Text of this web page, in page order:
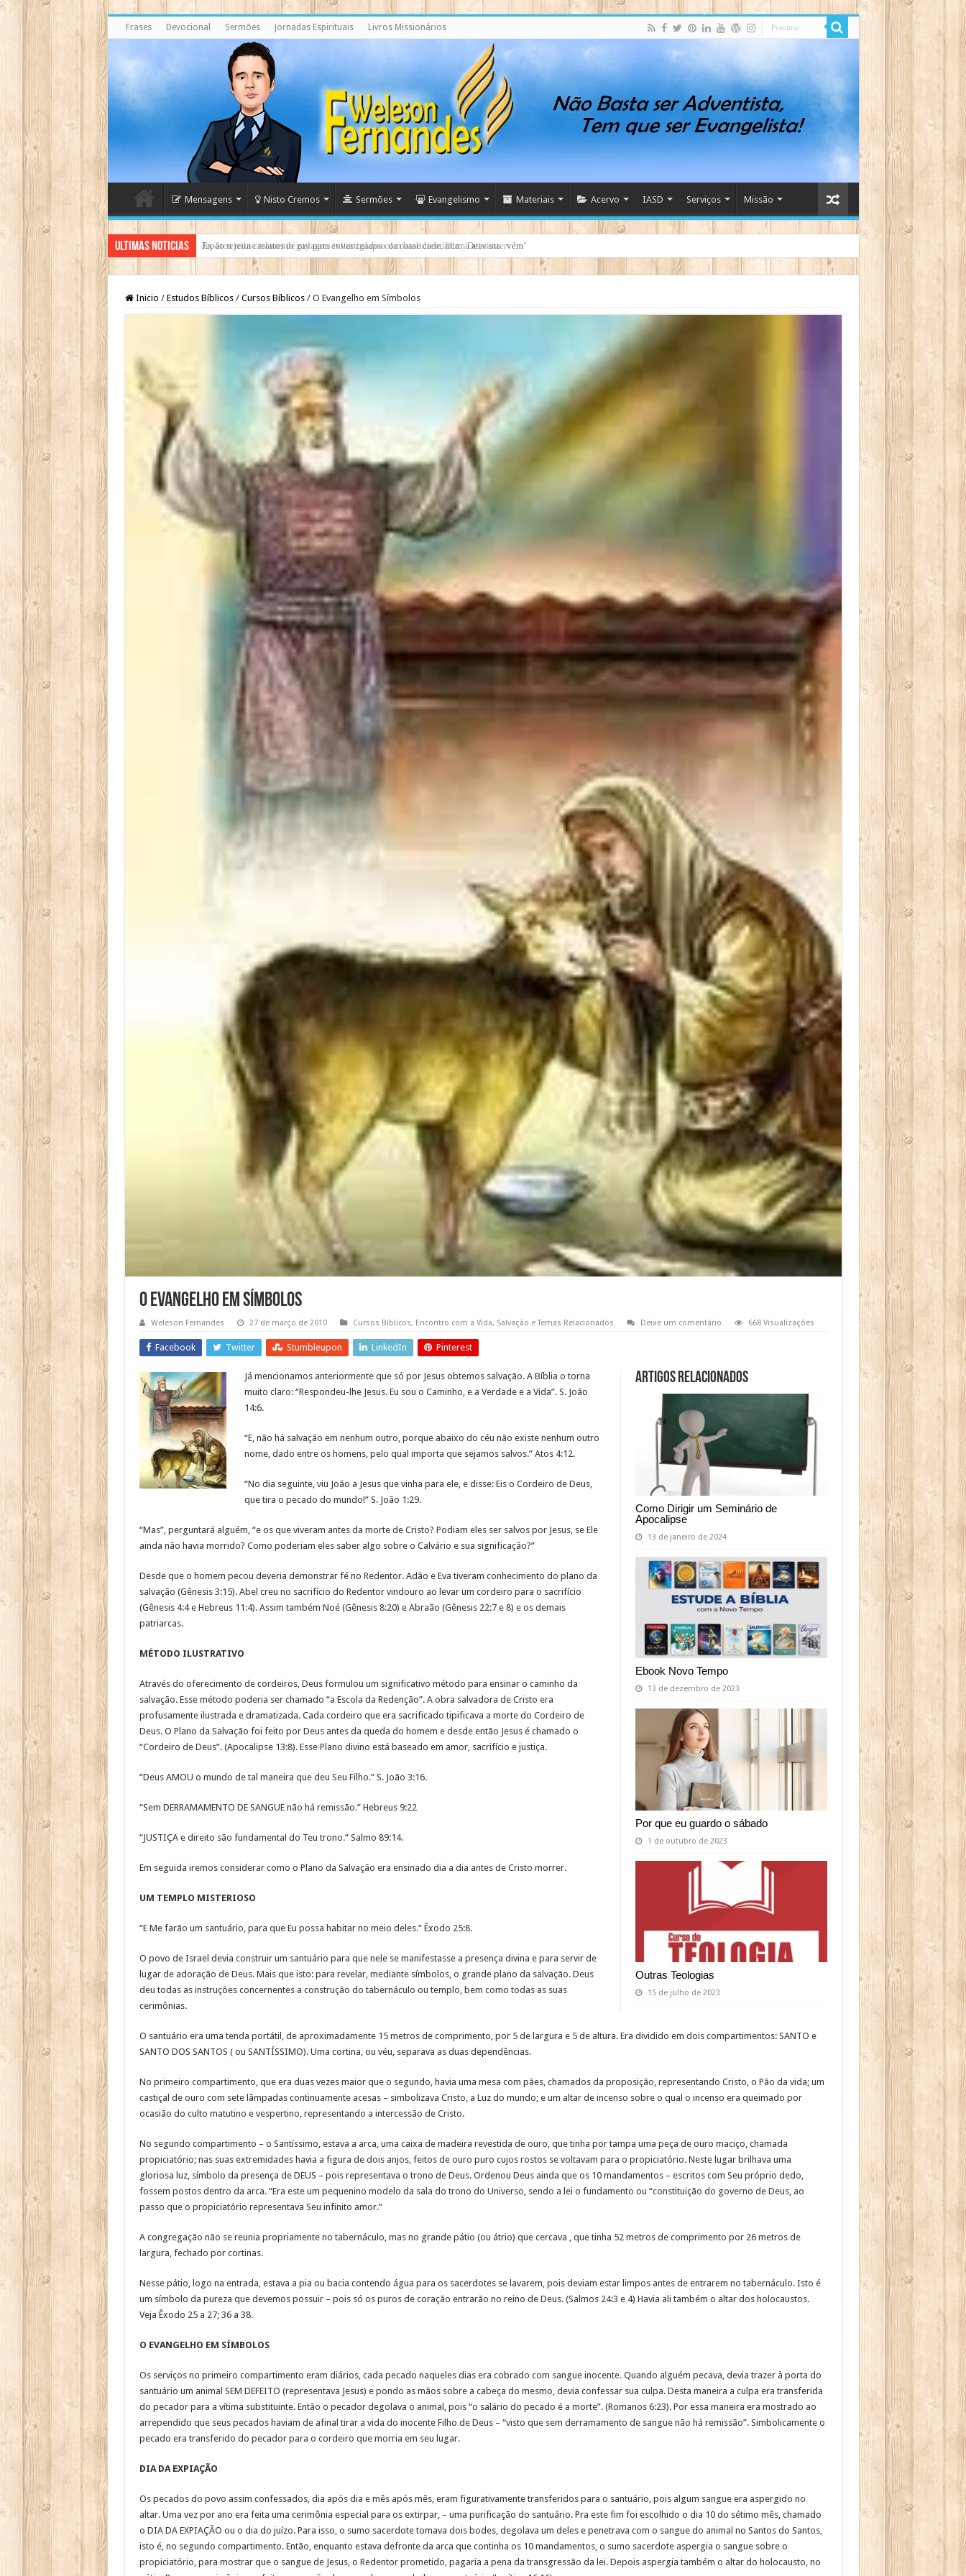
Frases Devocional Sermões Jornadas Espirituais Livros Missionários
Mensagens Nisto Cremos Sermões Evangelismo Materiais Acervo IASD Serviços Missão
Ultimas Noticias Ex-ateu reúne relatos de milagres investigados com base científica: ‘Deus intervém’
Inicio / Estudos Bíblicos / Cursos Bíblicos / O Evangelho em Símbolos
O Evangelho em Símbolos
Weleson Fernandes 27 de março de 2010 Cursos Bíblicos, Encontro com a Vida, Salvação e Temas Relacionados Deixe um comentário 668 Visualizações
Facebook Twitter Stumbleupon LinkedIn Pinterest
Artigos relacionados
Como Dirigir um Seminário de
Apocalipse
13 de janeiro de 2024
Ebook Novo Tempo
13 de dezembro de 2023
Por que eu guardo o sábado
1 de outubro de 2023
Outras Teologias
15 de julho de 2023
Já mencionamos anteriormente que só por Jesus obtemos salvação. A Bíblia o torna
muito claro: “Respondeu-lhe Jesus. Eu sou o Caminho, e a Verdade e a Vida”. S. João
14:6.
“E, não há salvação em nenhum outro, porque abaixo do céu não existe nenhum outro
nome, dado entre os homens, pelo qual importa que sejamos salvos.” Atos 4:12.
“No dia seguinte, viu João a Jesus que vinha para ele, e disse: Eis o Cordeiro de Deus,
que tira o pecado do mundo!” S. João 1:29.
“Mas”, perguntará alguém, “e os que viveram antes da morte de Cristo? Podiam eles ser salvos por Jesus, se Ele
ainda não havia morrido? Como poderiam eles saber algo sobre o Calvário e sua significação?”
Desde que o homem pecou deveria demonstrar fé no Redentor. Adão e Eva tiveram conhecimento do plano da
salvação (Gênesis 3:15). Abel creu no sacrifício do Redentor vindouro ao levar um cordeiro para o sacrifício
(Gênesis 4:4 e Hebreus 11:4). Assim também Noé (Gênesis 8:20) e Abraão (Gênesis 22:7 e 8) e os demais
patriarcas.
MÉTODO ILUSTRATIVO
Através do oferecimento de cordeiros, Deus formulou um significativo método para ensinar o caminho da
salvação. Esse método poderia ser chamado “a Escola da Redenção”. A obra salvadora de Cristo era
profusamente ilustrada e dramatizada. Cada cordeiro que era sacrificado tipificava a morte do Cordeiro de
Deus. O Plano da Salvação foi feito por Deus antes da queda do homem e desde então Jesus é chamado o
“Cordeiro de Deus”. (Apocalipse 13:8). Esse Plano divino está baseado em amor, sacrifício e justiça.
“Deus AMOU o mundo de tal maneira que deu Seu Filho.” S. João 3:16.
“Sem DERRAMAMENTO DE SANGUE não há remissão.” Hebreus 9:22
“JUSTIÇA e direito são fundamental do Teu trono.” Salmo 89:14.
Em seguida iremos considerar como o Plano da Salvação era ensinado dia a dia antes de Cristo morrer.
UM TEMPLO MISTERIOSO
“E Me farão um santuário, para que Eu possa habitar no meio deles.” Êxodo 25:8.
O povo de Israel devia construir um santuário para que nele se manifestasse a presença divina e para servir de
lugar de adoração de Deus. Mais que isto: para revelar, mediante símbolos, o grande plano da salvação. Deus
deu todas as instruções concernentes a construção do tabernáculo ou templo, bem como todas as suas
cerimônias.
O santuário era uma tenda portátil, de aproximadamente 15 metros de comprimento, por 5 de largura e 5 de altura. Era dividido em dois compartimentos: SANTO e
SANTO DOS SANTOS ( ou SANTÍSSIMO). Uma cortina, ou véu, separava as duas dependências.
No primeiro compartimento, que era duas vezes maior que o segundo, havia uma mesa com pães, chamados da proposição, representando Cristo, o Pão da vida; um
castiçal de ouro com sete lâmpadas continuamente acesas – simbolizava Cristo, a Luz do mundo; e um altar de incenso sobre o qual o incenso era queimado por
ocasião do culto matutino e vespertino, representando a intercessão de Cristo.
No segundo compartimento – o Santíssimo, estava a arca, uma caixa de madeira revestida de ouro, que tinha por tampa uma peça de ouro maciço, chamada
propiciatório; nas suas extremidades havia a figura de dois anjos, feitos de ouro puro cujos rostos se voltavam para o propiciatório. Neste lugar brilhava uma
gloriosa luz, símbolo da presença de DEUS – pois representava o trono de Deus. Ordenou Deus ainda que os 10 mandamentos – escritos com Seu próprio dedo,
fossem postos dentro da arca. “Era este um pequenino modelo da sala do trono do Universo, sendo a lei o fundamento ou “constituição do governo de Deus, ao
passo que o propiciatório representava Seu infinito amor.”
A congregação não se reunia propriamente no tabernáculo, mas no grande pátio (ou átrio) que cercava , que tinha 52 metros de comprimento por 26 metros de
largura, fechado por cortinas.
Nesse pátio, logo na entrada, estava a pia ou bacia contendo água para os sacerdotes se lavarem, pois deviam estar limpos antes de entrarem no tabernáculo. Isto é
um símbolo da pureza que devemos possuir – pois só os puros de coração entrarão no reino de Deus. (Salmos 24:3 e 4) Havia ali também o altar dos holocaustos.
Veja Êxodo 25 a 27; 36 a 38.
O EVANGELHO EM SÍMBOLOS
Os serviços no primeiro compartimento eram diários, cada pecado naqueles dias era cobrado com sangue inocente. Quando alguém pecava, devia trazer à porta do
santuário um animal SEM DEFEITO (representava Jesus) e pondo as mãos sobre a cabeça do mesmo, devia confessar sua culpa. Desta maneira a culpa era transferida
do pecador para a vítima substituinte. Então o pecador degolava o animal, pois “o salário do pecado é a morte”. (Romanos 6:23). Por essa maneira era mostrado ao
arrependido que seus pecados haviam de afinal tirar a vida do inocente Filho de Deus – “visto que sem derramamento de sangue não há remissão”. Simbolicamente o
pecado era transferido do pecador para o cordeiro que morria em seu lugar.
DIA DA EXPIAÇÃO
Os pecados do povo assim confessados, dia após dia e mês após mês, eram figurativamente transferidos para o santuário, pois algum sangue era aspergido no
altar. Uma vez por ano era feita uma cerimônia especial para os extirpar, – uma purificação do santuário. Pra este fim foi escolhido o dia 10 do sétimo mês, chamado
o DIA DA EXPIAÇÃO ou o dia do juízo. Para isso, o sumo sacerdote tomava dois bodes, degolava um deles e penetrava com o sangue do animal no Santos do Santos,
isto é, no segundo compartimento. Então, enquanto estava defronte da arca que continha os 10 mandamentos, o sumo sacerdote aspergia o sangue sobre o
propiciatório, para mostrar que o sangue de Jesus, o Redentor prometido, pagaria a pena da transgressão da lei. Depois aspergia também o altar do holocausto, no